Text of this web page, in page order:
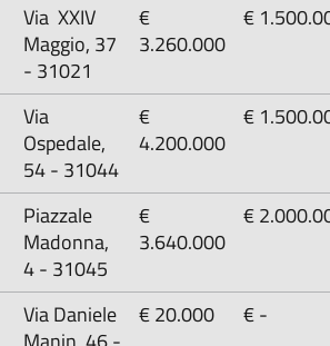
‌Via XXIV
Maggio, 37
- 31021
€
3.260.000
‌€
‌Via
Ospedale,
54 - 31044
€
4.200.000
€
‌Piazzale
Madonna,
4 - 31045
€
3.640.000
‌€
‌Via Daniele
‌€ 20.000 ‌€ -